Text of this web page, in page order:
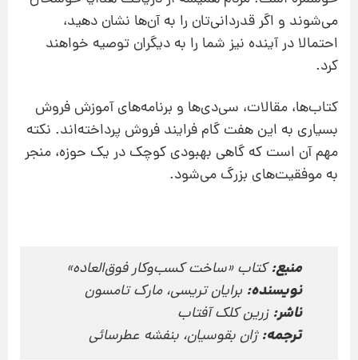
می‌شوند و اگر قدردانی‌تان را به آن‌ها نشان دهید،
احتمالا در آینده نیز شما را به دیگران توصیه خواهند
کرد.
کتاب‌ها، مقالات، سی‌دی‌ها و برنامه‌های آموزش فروش
بسیاری به این هفت گام فرایند فروش پرداخته‌اند. نکته
مهم آن است که گاهی بهبودی کوچک در یک حوزه، منجر
به موفقیت‌های بزرگ می‌شود.
منبع:کتاب «ساخت کسب‌وکار فوق‌العاده»
نویسنده: برایان تریسی، مارک تامسون
ناشر: زرین کلک آفتاب
ترجمه:ژان بقوسیان، بنفشه عطرسائی